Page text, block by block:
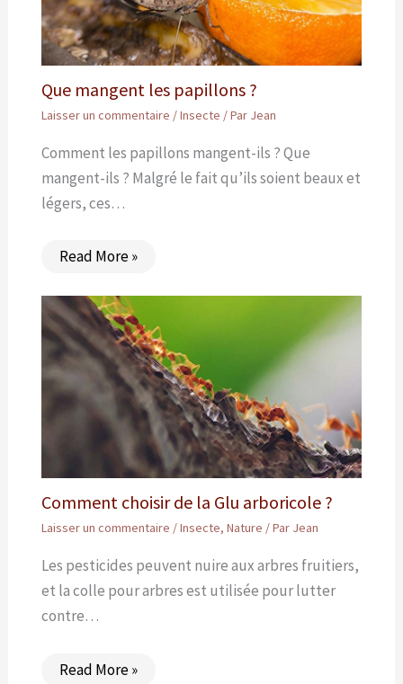
Que mangent les papillons ?
Laisser un commentaire /Insecte / Par Jean
Comment les papillons mangent-ils ? Que
mangent-ils ? Malgré le fait qu’ils soient beaux et
légers, ces…
Read More »
Comment choisir de la Glu arboricole ?
Laisser un commentaire /Insecte, Nature / Par Jean
Les pesticides peuvent nuire aux arbres fruitiers,
et la colle pour arbres est utilisée pour lutter
contre…
Read More »